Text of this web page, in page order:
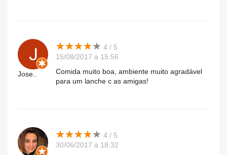
Jose..
★★★★★
★★★★★ 4 / 5
15/08/2017 à 15:56
Comida muito boa, ambiente muito agradável
para um lanche c as amigas!
★★★★★
★★★★★ 4 / 5
30/06/2017 à 18:32